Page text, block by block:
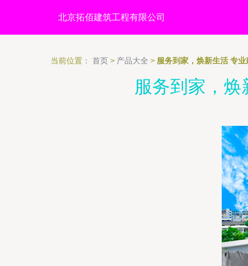
北京拓佰建筑工程有限公司
当前位置： 首页 > 产品大全 > 服务到家，焕新生活 专
服务到家，